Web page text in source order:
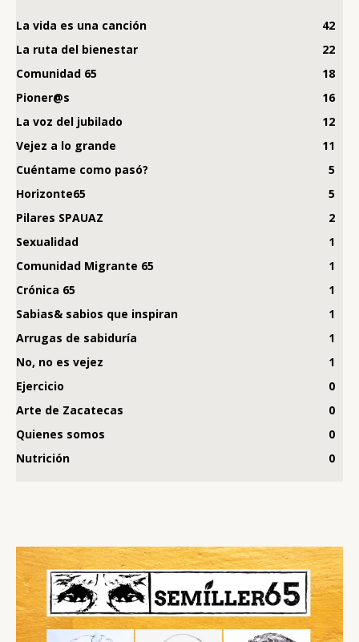
La vida es una canción
42
La ruta del bienestar
22
Comunidad 65
18
Pioner@s
16
La voz del jubilado
12
Vejez a lo grande
11
Cuéntame como pasó?
5
Horizonte65
5
Pilares SPAUAZ
2
Sexualidad
1
Comunidad Migrante 65
1
Crónica 65
1
Sabias& sabios que inspiran
1
Arrugas de sabiduría
1
No, no es vejez
1
Ejercicio
0
Arte de Zacatecas
0
Quienes somos
0
Nutrición
0